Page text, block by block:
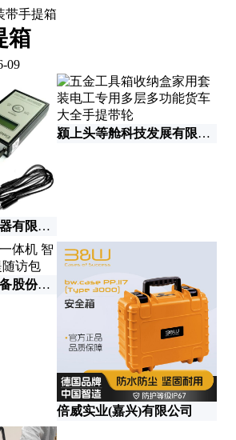
带手提箱
箱
09
深圳市君达时代仪器有限公司
颍上头等舱科技发展有限公司
山东普瑞森医疗设备股份有限公司
倍威实业(嘉兴)有限公司